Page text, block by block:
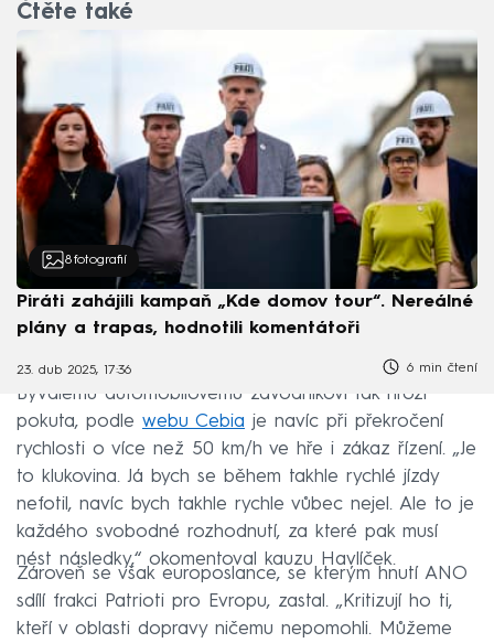
Čtěte také
8 fotografií
Piráti zahájili kampaň „Kde domov tour“. Nereálné
plány a trapas, hodnotili komentátoři
23. dub 2025, 17:36 6 min čtení
Bývalému automobilovému závodníkovi tak hrozí
pokuta, podle webu Cebia je navíc při překročení
rychlosti o více než 50 km/h ve hře i zákaz řízení. „Je
to klukovina. Já bych se během takhle rychlé jízdy
nefotil, navíc bych takhle rychle vůbec nejel. Ale to je
každého svobodné rozhodnutí, za které pak musí
nést následky,“ okomentoval kauzu Havlíček.
Zároveň se však europoslance, se kterým hnutí ANO
sdílí frakci Patrioti pro Evropu, zastal. „Kritizují ho ti,
kteří v oblasti dopravy ničemu nepomohli. Můžeme